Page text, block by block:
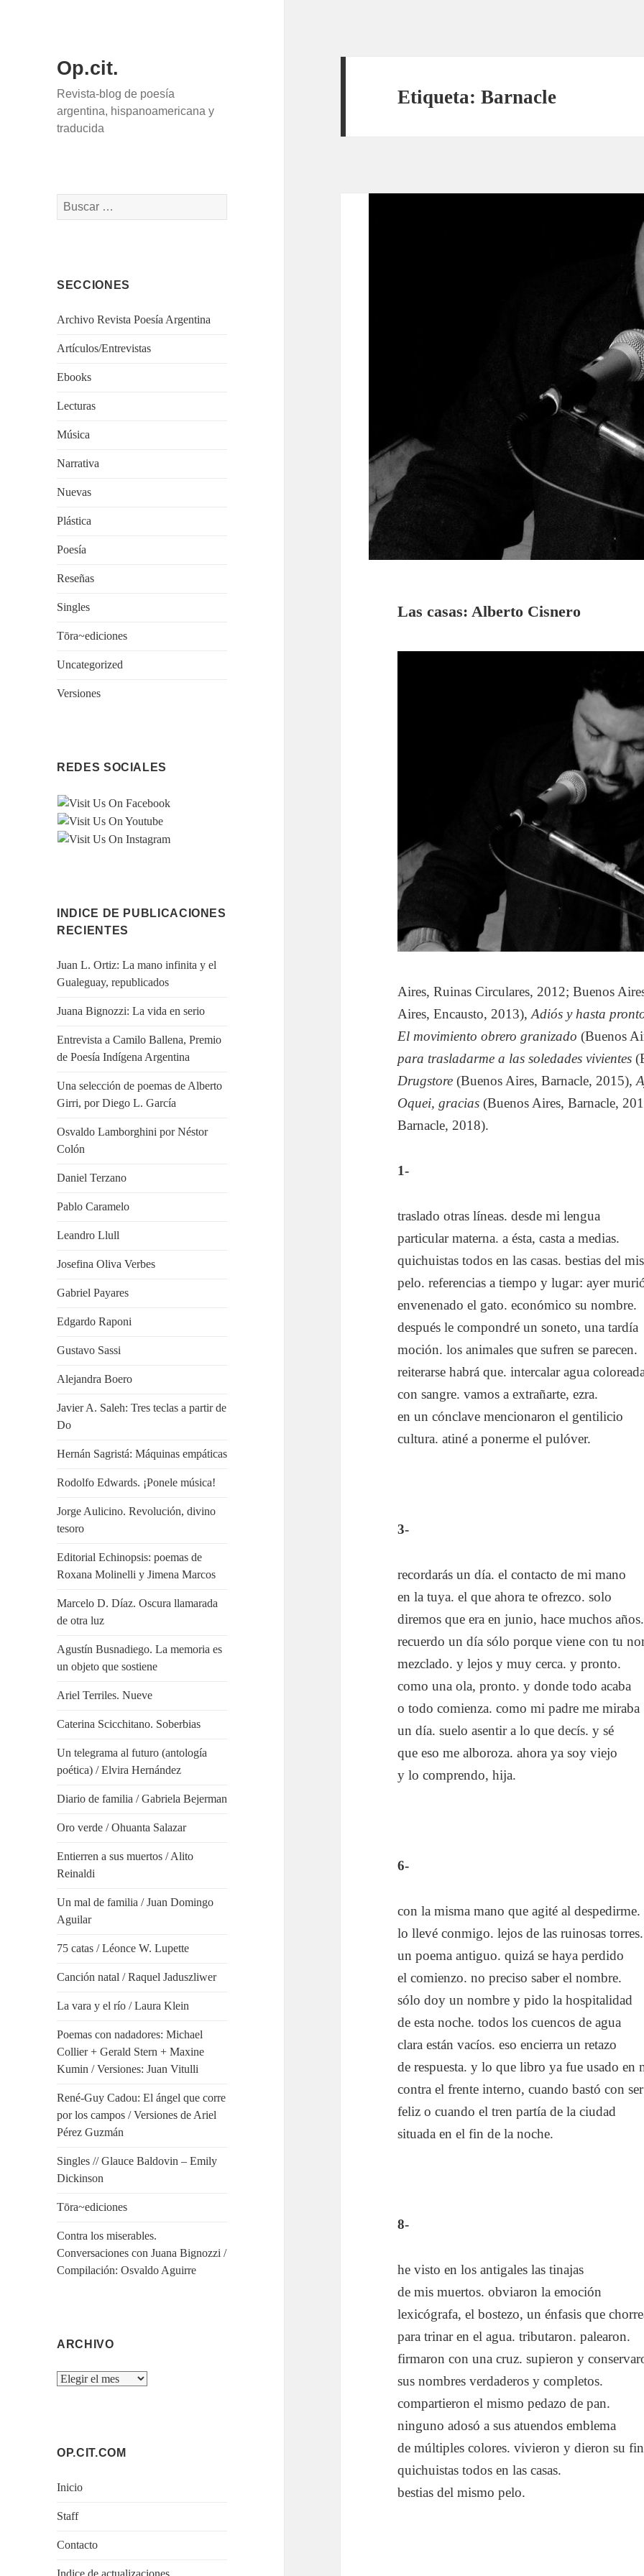
Op.cit.
Revista-blog de poesía
argentina, hispanoamericana y
traducida
Buscar:
SECCIONES
Archivo Revista Poesía Argentina
Artículos/Entrevistas
Ebooks
Lecturas
Música
Narrativa
Nuevas
Plástica
Poesía
Reseñas
Singles
Tōra~ediciones
Uncategorized
Versiones
REDES SOCIALES
INDICE DE PUBLICACIONES
RECIENTES
Juan L. Ortiz: La mano infinita y el
Gualeguay, republicados
Juana Bignozzi: La vida en serio
Entrevista a Camilo Ballena, Premio
de Poesía Indígena Argentina
Una selección de poemas de Alberto
Girri, por Diego L. García
Osvaldo Lamborghini por Néstor
Colón
Daniel Terzano
Pablo Caramelo
Leandro Llull
Josefina Oliva Verbes
Gabriel Payares
Edgardo Raponi
Gustavo Sassi
Alejandra Boero
Javier A. Saleh: Tres teclas a partir de
Do
Hernán Sagristá: Máquinas empáticas
Rodolfo Edwards. ¡Ponele música!
Jorge Aulicino. Revolución, divino
tesoro
Editorial Echinopsis: poemas de
Roxana Molinelli y Jimena Marcos
Marcelo D. Díaz. Oscura llamarada
de otra luz
Agustín Busnadiego. La memoria es
un objeto que sostiene
Ariel Terriles. Nueve
Caterina Scicchitano. Soberbias
Un telegrama al futuro (antología
poética) / Elvira Hernández
Diario de familia / Gabriela Bejerman
Oro verde / Ohuanta Salazar
Entierren a sus muertos / Alito
Reinaldi
Un mal de familia / Juan Domingo
Aguilar
75 catas / Léonce W. Lupette
Canción natal / Raquel Jaduszliwer
La vara y el río / Laura Klein
Poemas con nadadores: Michael
Collier + Gerald Stern + Maxine
Kumin / Versiones: Juan Vitulli
René-Guy Cadou: El ángel que corre
por los campos / Versiones de Ariel
Pérez Guzmán
Singles // Glauce Baldovin – Emily
Dickinson
Tōra~ediciones
Contra los miserables.
Conversaciones con Juana Bignozzi /
Compilación: Osvaldo Aguirre
ARCHIVO
Archivo
OP.CIT.COM
Inicio
Staff
Contacto
Etiqueta:Barnacle
Las casas: Alberto Cisnero
Aires, Ruinas Circulares, 2012; Buenos
Aires, Encausto, 2013),Adiós y hasta
El movimiento obrero granizado (Buenos
para trasladarme a las soledades vivientes
Drugstore (Buenos Aires, Barnacle, 2015),
Oquei, gracias (Buenos Aires, Barnacle,
Barnacle, 2018).
1-
traslado otras líneas. desde mi lengua
particular materna. a ésta, casta a medias.
quichuistas todos en las casas. bestias del
pelo. referencias a tiempo y lugar: ayer
envenenado el gato. económico su nombre.
después le compondré un soneto, una tardía
moción. los animales que sufren se parecen.
reiterarse habrá que. intercalar agua
con sangre. vamos a extrañarte, ezra.
en un cónclave mencionaron el gentilicio
cultura. atiné a ponerme el pulóver.
3-
recordarás un día. el contacto de mi mano
en la tuya. el que ahora te ofrezco. solo
diremos que era en junio, hace muchos años.
recuerdo un día sólo porque viene con tu
mezclado. y lejos y muy cerca. y pronto.
como una ola, pronto. y donde todo acaba
o todo comienza. como mi padre me miraba
un día. suelo asentir a lo que decís. y sé
que eso me alboroza. ahora ya soy viejo
y lo comprendo, hija.
6-
con la misma mano que agité al despedirme.
lo llevé conmigo. lejos de las ruinosas torres.
un poema antiguo. quizá se haya perdido
el comienzo. no preciso saber el nombre.
sólo doy un nombre y pido la hospitalidad
de esta noche. todos los cuencos de agua
clara están vacíos. eso encierra un retazo
de respuesta. y lo que libro ya fue usado en
contra el frente interno, cuando bastó con ser
feliz o cuando el tren partía de la ciudad
situada en el fin de la noche.
8-
he visto en los antigales las tinajas
de mis muertos. obviaron la emoción
lexicógrafa, el bostezo, un énfasis que
para trinar en el agua. tributaron. palearon.
firmaron con una cruz. supieron y
sus nombres verdaderos y completos.
compartieron el mismo pedazo de pan.
ninguno adosó a sus atuendos emblema
de múltiples colores. vivieron y dieron su
quichuistas todos en las casas.
bestias del mismo pelo.